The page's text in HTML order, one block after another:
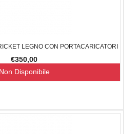
LEGNO CON PORTACARICATORI
€350,00
Non Disponibile